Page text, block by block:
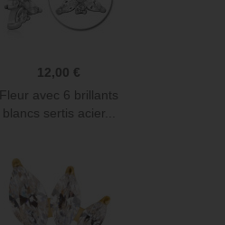
12,00 €
Fleur avec 6 brillants
blancs sertis acier...